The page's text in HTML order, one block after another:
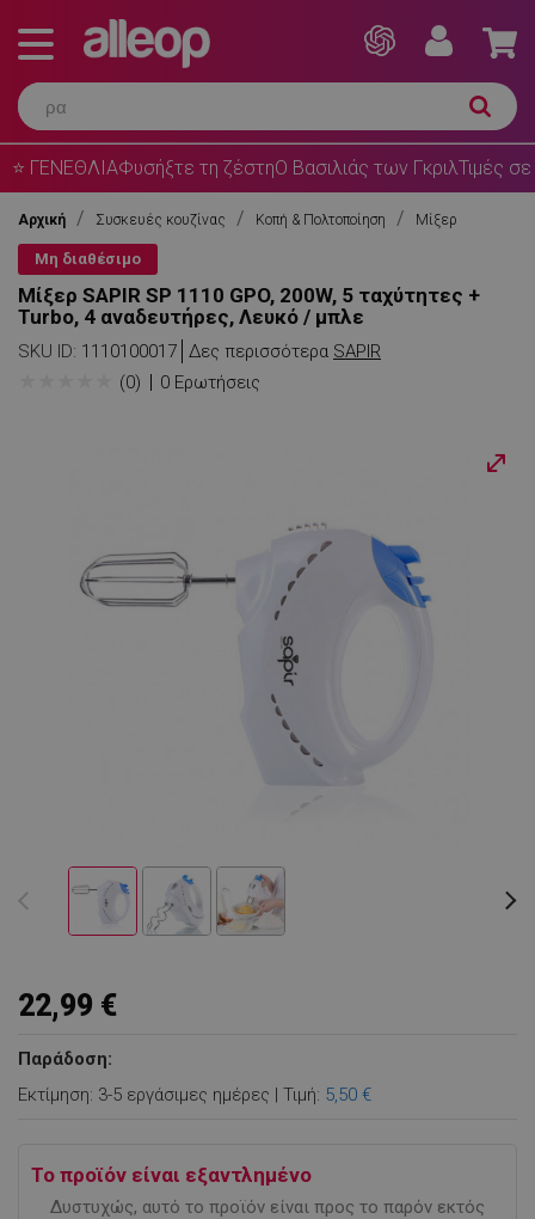
⭐ ΓΕΝΕΘΛΙΑΦυσήξτε τη ζέστηΟ Βασιλιάς των ΓκριλΤιμές σε
Αρχική Συσκευές κουζίνας Κοπή & Πολτοποίηση Μίξερ
Μη διαθέσιμο
Μίξερ SAPIR SP 1110 GPO, 200W, 5 ταχύτητες +
Turbo, 4 αναδευτήρες, Λευκό / μπλε
SKU ID: 1110100017 Δες περισσότερα SAPIR
(0) 0 Ερωτήσεις
22,99 €
Παράδοση:
Εκτίμηση: 3-5 εργάσιμες ημέρες | Τιμή: 5,50 €
Το προϊόν είναι εξαντλημένο
Δυστυχώς, αυτό το προϊόν είναι προς το παρόν εκτός